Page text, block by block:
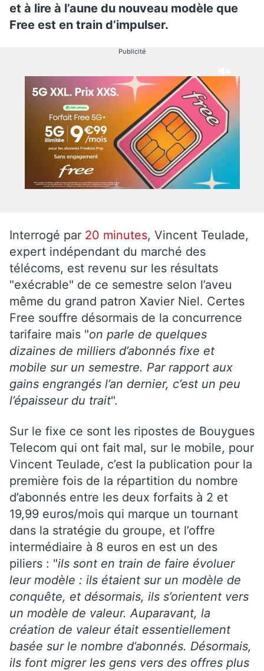
et à lire à l’aune du nouveau modèle que
Free est en train d’impulser.
Publicité
Interrogé par 20 minutes, Vincent Teulade,
expert indépendant du marché des
télécoms, est revenu sur les résultats
"exécrable" de ce semestre selon l’aveu
même du grand patron Xavier Niel. Certes
Free souffre désormais de la concurrence
tarifaire mais "on parle de quelques
dizaines de milliers d’abonnés fixe et
mobile sur un semestre. Par rapport aux
gains engrangés l’an dernier, c’est un peu
l’épaisseur du trait".
Sur le fixe ce sont les ripostes de Bouygues
Telecom qui ont fait mal, sur le mobile, pour
Vincent Teulade, c’est la publication pour la
première fois de la répartition du nombre
d’abonnés entre les deux forfaits à 2 et
19,99 euros/mois qui marque un tournant
dans la stratégie du groupe, et l’offre
intermédiaire à 8 euros en est un des
piliers : "ils sont en train de faire évoluer
leur modèle : ils étaient sur un modèle de
conquête, et désormais, ils s’orientent vers
un modèle de valeur. Auparavant, la
création de valeur était essentiellement
basée sur le nombre d’abonnés. Désormais,
ils font migrer les gens vers des offres plus